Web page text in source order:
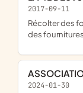
2017-09-11
récolter des fonds afin de participer au 4l trophy 2018, un raid humanitaire et sportif qui consiste à traverser le Maroc pour apporter
des
2024-01-30